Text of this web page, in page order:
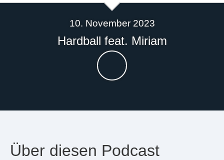
10. November 2023
Hardball feat. Miriam
Über diesen Podcast